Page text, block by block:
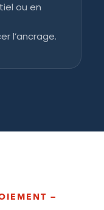
ou en
l’ancrage.
—